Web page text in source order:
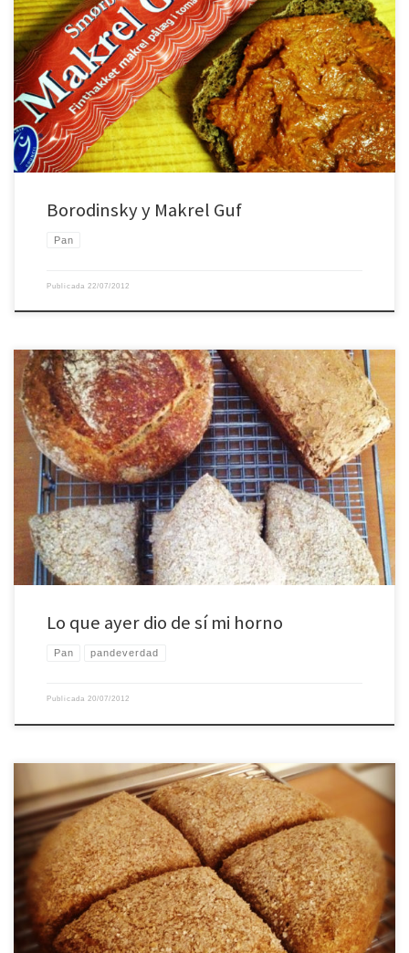
Borodinsky y Makrel Guf
Borodinsky y Makrel Guf
Pan
Publicada 22/07/2012
Lo que ayer dio de sí mi horno
Lo que ayer dio de sí mi horno
Pan pandeverdad
Publicada 20/07/2012
Pan